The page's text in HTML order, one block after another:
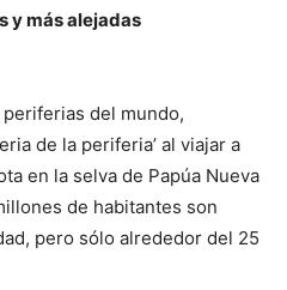
y más alejadas
del mundo,
de la periferia’ al viajar a
en la selva de Papúa Nueva
de habitantes son
pero sólo alrededor del 25